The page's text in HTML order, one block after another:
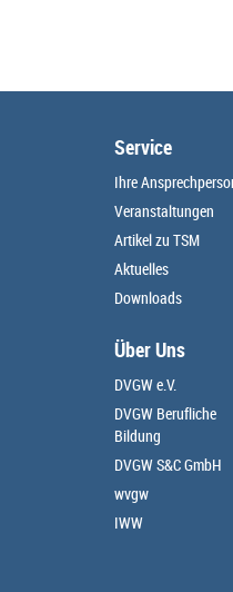
Service
Ihre
Veranstaltungen
Artikel zu TSM
Aktuelles
Downloads
Über Uns
DVGW e.V.
DVGW Berufliche
Bildung
DVGW S&C GmbH
wvgw
IWW